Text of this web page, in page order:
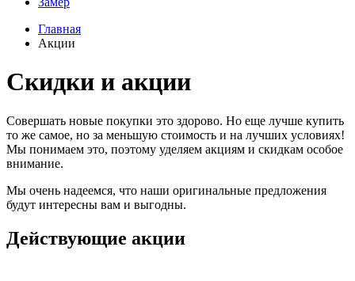
Главная
Акции
Скидки и акции
Совершать новые покупки это здорово. Но еще лучше купить
то же самое, но за меньшую стоимость и на лучших условиях!
Мы понимаем это, поэтому уделяем акциям и скидкам особое
внимание.
Мы очень надеемся, что наши оригинальные предложения
будут интересны вам и выгодны.
Действующие акции